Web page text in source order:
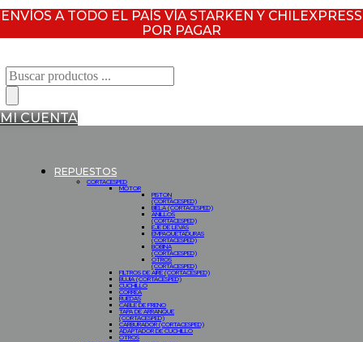
ENVÍOS A TODO EL PAÍS VÍA STARKEN Y CHILEXPRESS
POR PAGAR
Búsqueda
de
productos
MI CUENTA
REPUESTOS
CORTACESPED
MOTOR
PISTON
(CORTACESPED)
BIELA (CORTACESPED)
ANILLOS
(CORTACESPED)
EJE DE LEVAS
EMPAQUETADURAS
(CORTACESPED)
BOBINA
(CORTACESPED)
OTROS
(CORTACESPED)
FILTROS DE AIRE (CORTACESPED)
BUJIA (CORTACESPED)
CUCHILLO
CORREA
RUEDAS
CABLE DE FRENO
TAPA DE ARRANQUE
(CORTACESPED)
CARBURADOR (CORTACESPED)
ADAPTADOR DE CUCHILLO
OTROS